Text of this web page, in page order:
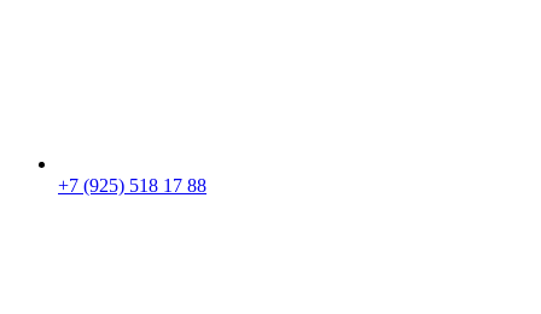
+7 (925) 518 17 88